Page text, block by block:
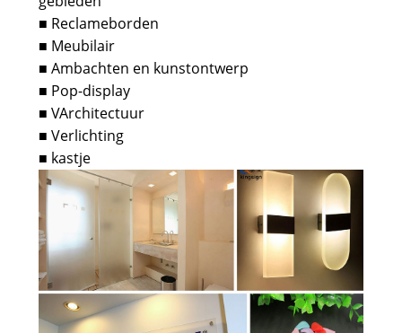
■ Reclameborden
■ Meubilair
■ Ambachten en kunstontwerp
■ Pop-display
■ VArchitectuur
■ Verlichting
■ kastje